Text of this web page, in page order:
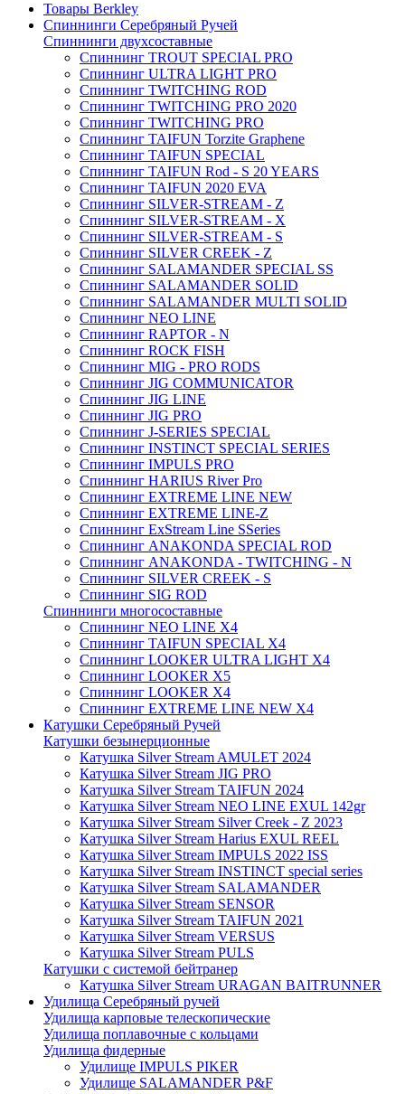
Товары Berkley
Спиннинги Серебряный Ручей
Спиннинги двухсоставные
Спиннинг TROUT SPECIAL PRO
Спиннинг ULTRA LIGHT PRO
Спиннинг TWITCHING ROD
Спиннинг TWITCHING PRO 2020
Спиннинг TWITCHING PRO
Спиннинг TAIFUN Torzite Graphene
Спиннинг TAIFUN SPECIAL
Спиннинг TAIFUN Rod - S 20 YEARS
Спиннинг TAIFUN 2020 EVA
Спиннинг SILVER-STREAM - Z
Спиннинг SILVER-STREAM - X
Спиннинг SILVER-STREAM - S
Спиннинг SILVER CREEK - Z
Спиннинг SALAMANDER SPECIAL SS
Спиннинг SALAMANDER SOLID
Спиннинг SALAMANDER MULTI SOLID
Спиннинг NEO LINE
Спиннинг RAPTOR - N
Спиннинг ROCK FISH
Спиннинг MIG - PRO RODS
Спиннинг JIG COMMUNICATOR
Спиннинг JIG LINE
Спиннинг JIG PRO
Спиннинг J-SERIES SPECIAL
Спиннинг INSTINCT SPECIAL SERIES
Спиннинг IMPULS PRO
Спиннинг HARIUS River Pro
Спиннинг EXTREME LINE NEW
Спиннинг EXTREME LINE-Z
Спиннинг ExStream Line SSeries
Спиннинг ANAKONDA SPECIAL ROD
Спиннинг ANAKONDA - TWITCHING - N
Спиннинг SILVER CREEK - S
Спиннинг SIG ROD
Спиннинги многосоставные
Спиннинг NEO LINE X4
Спиннинг TAIFUN SPECIAL X4
Спиннинг LOOKER ULTRA LIGHT X4
Спиннинг LOOKER X5
Спиннинг LOOKER X4
Спиннинг EXTREME LINE NEW X4
Катушки Серебряный Ручей
Катушки безынерционные
Катушка Silver Stream AMULET 2024
Катушка Silver Stream JIG PRO
Катушка Silver Stream TAIFUN 2024
Катушка Silver Stream NEO LINE EXUL 142gr
Катушка Silver Stream Silver Creek - Z 2023
Катушка Silver Stream Harius EXUL REEL
Катушка Silver Stream IMPULS 2022 ISS
Катушка Silver Stream INSTINCT special series
Катушка Silver Stream SALAMANDER
Катушка Silver Stream SENSOR
Катушка Silver Stream TAIFUN 2021
Катушка Silver Stream VERSUS
Катушка Silver Stream PULS
Катушки с системой бейтранер
Катушка Silver Stream URAGAN BAITRUNNER
Удилища Серебряный ручей
Удилища карповые телескопические
Удилища поплавочные с кольцами
Удилища фидерные
Удилище IMPULS PIKER
Удилище SALAMANDER P&F